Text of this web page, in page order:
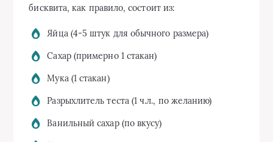
бисквита, как правило, состоит из:
Яйца (4-5 штук для обычного размера)
Сахар (примерно 1 стакан)
Мука (1 стакан)
Разрыхлитель теста (1 ч.л., по желанию)
Ванильный сахар (по вкусу)